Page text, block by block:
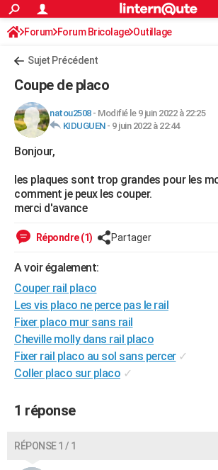
ACTUALITÉS
Politique
Société
Faits Divers
Education
Monde
Villes
+
FINANCE
Retraite
Impôts
Epargne
Immobilier
Risques naturels par ville
Banque
Assurance
Crédit
AUTO
Essais
Réserver un essai
Citadines
Berlines
SUV
Forum auto
+HIGH-TECH
Mobiles
Meilleur smartphone
Internet
Ordinateurs
Jeux vidéo
Guide high-tech
+BRICOLAGE
Forum
Aménagement intérieur
Extérieur
Cuisine
Salle de bains
Jardinage
Rangement
Guides de France
Escapades
Patrimoine
Expositions
Musées
Week-end nature
Art de vivre
Bien-être
Loisirs
Mode
Modes de vie
Alimentation
Guide de la santé
Maladies
Médicaments
Sommeil
VOYAGE
Destinations
City break
Voyage nature
Voyage de noces
PHOTO
GUIDES D'ACHAT
CARTE DE VOEUX
Carte de Noël
Carte Bonne année
Carte Saint-Valentin
Carte Pâques
Carte d'anniversaire
DICTIONNAIRE
S'inscrire
Connexion
Forum Forum Bricolage Outillage
Sujet Précédent
Coupe de placo
natou2508- Modifié le 9 juin 2022 à 22:25
KIDUGUEN- 9 juin 2022 à 22:44
Bonjour,
les plaques sont trop grandes pour les
comment je peux les couper.
merci d'avance
Répondre (1) Partager
A voir également:
Couper rail placo
Les vis placo ne perce pas le rail
Fixer placo mur sans rail
Cheville molly dans rail placo
Fixer rail placo au sol sans percer ✓
Coller placo sur placo ✓
1 réponse
RÉPONSE 1 / 1